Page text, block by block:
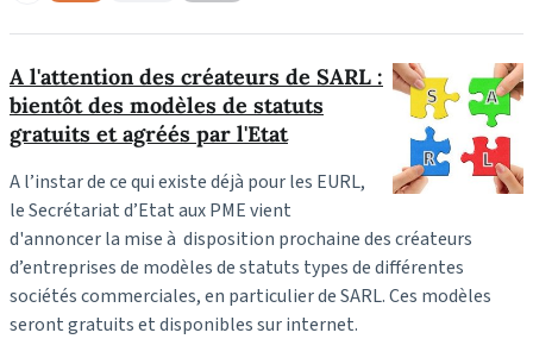
A l'attention des créateurs de SARL :
bientôt des modèles de statuts
gratuits et agréés par l'Etat
A l’instar de ce qui existe déjà pour les EURL,
le Secrétariat d’Etat aux PME vient
d'annoncer la mise à disposition prochaine des créateurs
d’entreprises de modèles de statuts types de différentes
sociétés commerciales, en particulier de SARL. Ces modèles
seront gratuits et disponibles sur internet.